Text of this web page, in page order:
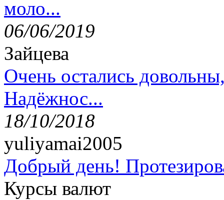
моло...
06/06/2019
Зайцева
Очень остались
Надёжнос...
18/10/2018
yuliyamai2005
Добрый день!
Курсы валют